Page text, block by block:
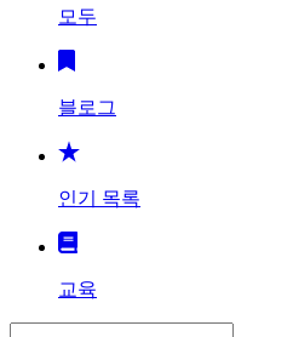
모두
블로그
인기 목록
교육